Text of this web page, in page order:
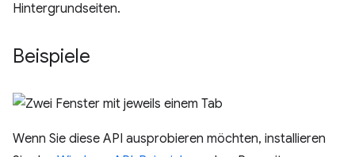
Hintergrundseiten.
Beispiele
Wenn Sie diese API ausprobieren möchten, installieren